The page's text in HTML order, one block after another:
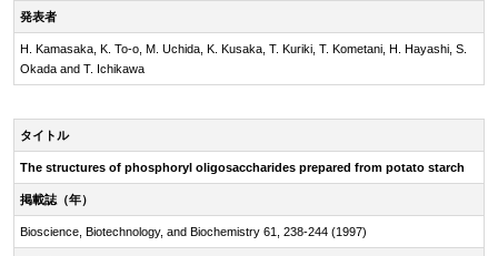
発表者
H. Kamasaka, K. To-o, M. Uchida, K. Kusaka, T. Kuriki, T. Kometani, H. Hayashi, S.
Okada and T. Ichikawa
タイトル
The structures of phosphoryl oligosaccharides prepared from potato starch
掲載誌（年）
Bioscience, Biotechnology, and Biochemistry 61, 238-244 (1997)